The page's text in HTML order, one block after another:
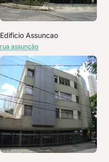
Edificio Assuncao
rua assunção